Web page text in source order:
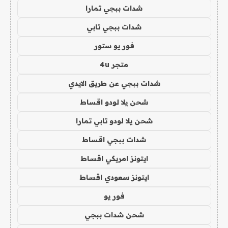
شدات ببجي تمارا
شدات ببجي تابي
فور يو ستور
متجر 4u
شدات ببجي عن طريق الايدي
شحن يلا لودو اقساط
شحن يلا لودو تابي تمارا
شدات ببجي اقساط
ايتونز امريكي اقساط
ايتونز سعودي اقساط
فور يو
شحن شدات ببجي